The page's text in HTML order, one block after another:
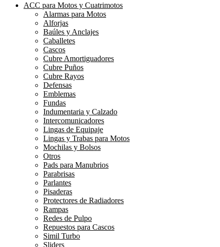
ACC para Motos y Cuatrimotos
Alarmas para Motos
Alforjas
Baúles y Anclajes
Caballetes
Cascos
Cubre Amortiguadores
Cubre Puños
Cubre Rayos
Defensas
Emblemas
Fundas
Indumentaria y Calzado
Intercomunicadores
Lingas de Equipaje
Lingas y Trabas para Motos
Mochilas y Bolsos
Otros
Pads para Manubrios
Parabrisas
Parlantes
Pisaderas
Protectores de Radiadores
Rampas
Redes de Pulpo
Repuestos para Cascos
Simil Turbo
Sliders